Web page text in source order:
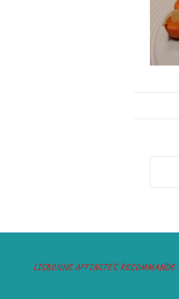
LISBONNE AFFINITÉS RECOMMANDE :